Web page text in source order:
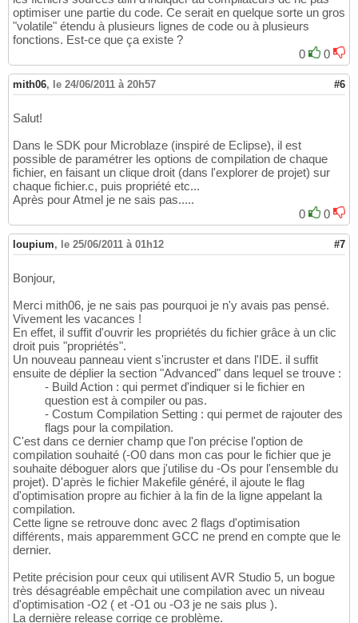
optimiser une partie du code. Ce serait en quelque sorte un gros
"volatile" étendu à plusieurs lignes de code ou à plusieurs
fonctions. Est-ce que ça existe ?
0
0
mith06, le 24/06/2011 à 20h57 #6
Salut!
Dans le SDK pour Microblaze (inspiré de Eclipse), il est
possible de paramétrer les options de compilation de chaque
fichier, en faisant un clique droit (dans l'explorer de projet) sur
chaque fichier.c, puis propriété etc...
Après pour Atmel je ne sais pas.....
0
0
loupium, le 25/06/2011 à 01h12 #7
Bonjour,
Merci mith06, je ne sais pas pourquoi je n'y avais pas pensé.
Vivement les vacances !
En effet, il suffit d'ouvrir les propriétés du fichier grâce à un clic
droit puis "propriétés".
Un nouveau panneau vient s'incruster et dans l'IDE. il suffit
ensuite de déplier la section "Advanced" dans lequel se trouve :
- Build Action : qui permet d'indiquer si le fichier en
question est à compiler ou pas.
- Costum Compilation Setting : qui permet de rajouter des
flags pour la compilation.
C'est dans ce dernier champ que l'on précise l'option de
compilation souhaité (-O0 dans mon cas pour le fichier que je
souhaite déboguer alors que j'utilise du -Os pour l'ensemble du
projet). D'après le fichier Makefile généré, il ajoute le flag
d'optimisation propre au fichier à la fin de la ligne appelant la
compilation.
Cette ligne se retrouve donc avec 2 flags d'optimisation
différents, mais apparemment GCC ne prend en compte que le
dernier.
Petite précision pour ceux qui utilisent AVR Studio 5, un bogue
très désagréable empêchait une compilation avec un niveau
d'optimisation -O2 ( et -O1 ou -O3 je ne sais plus ).
La dernière release corrige ce problème.